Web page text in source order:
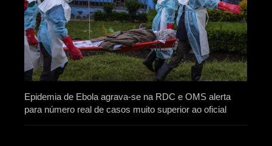
Epidemia de Ebola agrava-se na RDC e OMS alerta
para número real de casos muito superior ao oficial